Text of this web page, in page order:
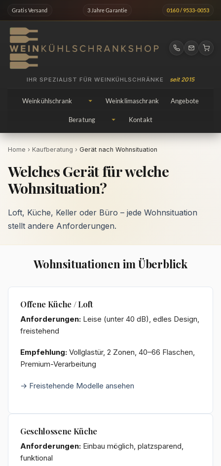
springen
Gratis Versand 3 Jahre Garantie 0160 / 9533-0053
IHR SPEZIALIST FÜR WEINKÜHLSCHRÄNKE seit 2015
Weinkühlschrank Weinklimaschrank Angebote
Beratung Kontakt
Home › Kaufberatung › Gerät nach Wohnsituation
Welches Gerät für welche
Wohnsituation?
Loft, Küche, Keller oder Büro – jede Wohnsituation
stellt andere Anforderungen.
Wohnsituationen im Überblick
Offene Küche / Loft
Anforderungen: Leise (unter 40 dB), edles Design,
freistehend
Empfehlung: Vollglastür, 2 Zonen, 40–66 Flaschen,
Premium-Verarbeitung
→ Freistehende Modelle ansehen
Geschlossene Küche
Anforderungen: Einbau möglich, platzsparend,
funktional